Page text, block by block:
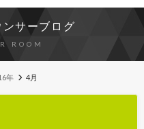
サーブログ
ROOM
年 4月